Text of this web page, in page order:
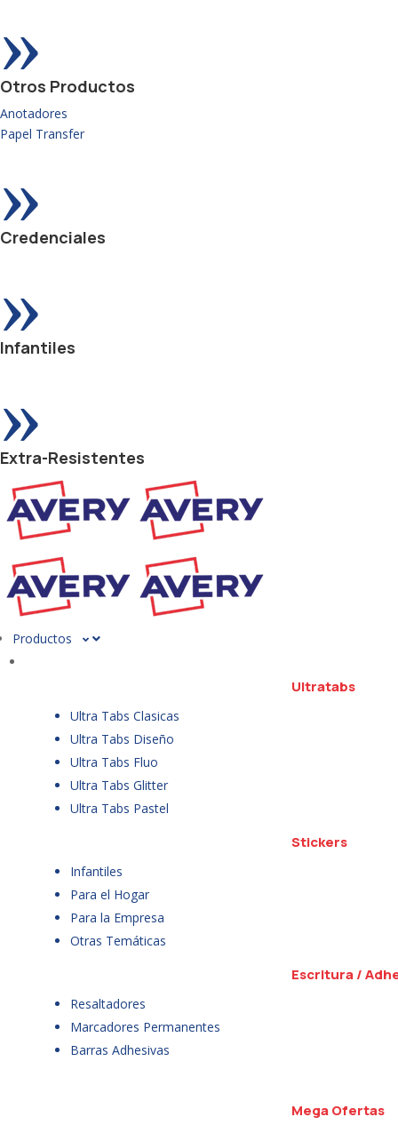
»
Otros Productos
Anotadores
Papel Transfer
»
Credenciales
»
Infantiles
»
Extra-Resistentes
Productos
Ultratabs
Ultra Tabs Clasicas
Ultra Tabs Diseño
Ultra Tabs Fluo
Ultra Tabs Glitter
Ultra Tabs Pastel
Stickers
Infantiles
Para el Hogar
Para la Empresa
Otras Temáticas
Escritura /
Resaltadores
Marcadores Permanentes
Barras Adhesivas
Mega Ofertas